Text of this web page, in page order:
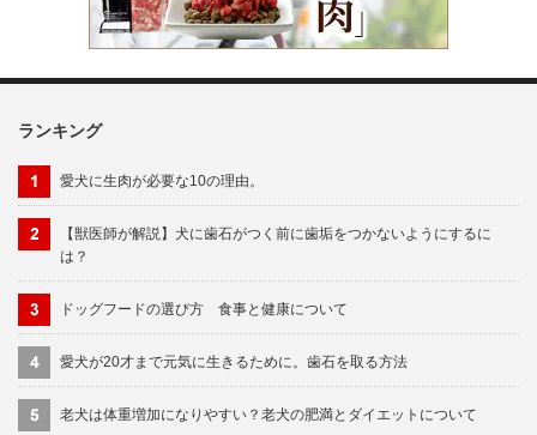
ランキング
愛犬に生肉が必要な10の理由。
【獣医師が解説】犬に歯石がつく前に歯垢をつかないようにするに
は？
ドッグフードの選び方 食事と健康について
愛犬が20才まで元気に生きるために。歯石を取る方法
老犬は体重増加になりやすい？老犬の肥満とダイエットについて